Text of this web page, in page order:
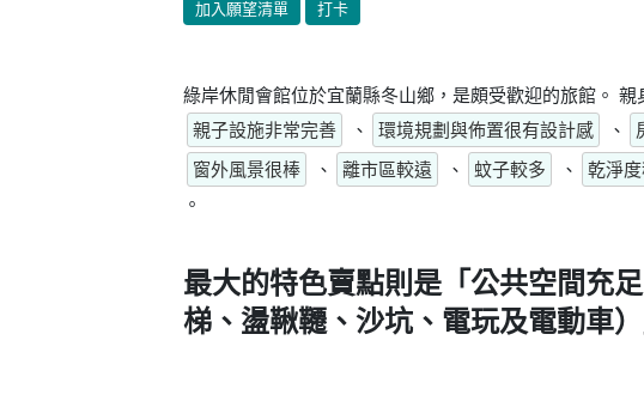
加入願望清單 打卡
綠岸休閒會館位於宜蘭縣冬山鄉，是頗受歡迎的旅館。
親子設施非常完善
、 環境規劃與佈置很有設計感 、
窗外風景很棒
、 離市區較遠 、 蚊子較多 、 乾淨
。
最大的特色賣點則是「公共空間充
梯、盪鞦韆、沙坑、電玩及電動車）